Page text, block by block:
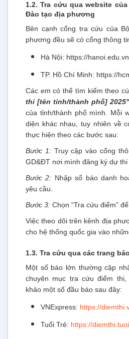
1.2. Tra cứu qua website
Đào tạo địa phương
Bên cạnh cổng tra cứu của
phương đều sẽ có cổng thông
Hà Nội: https://hanoi.edu.vn
TP. Hồ Chí Minh: https://
Các em có thể tìm kiếm theo
thi [tên tỉnh/thành phố] 2025"
của tỉnh/thành phố mình. Mỗi
diện khác nhau, tuy nhiên về
thực hiện theo các bước sau:
Bước 1:Truy cập vào cổng
GD&ĐT nơi mình đăng ký dự thi
Bước 2: Nhập số báo danh
yêu cầu.
Bước 3: Chọn “Tra cứu điểm”
Việc theo dõi trên kênh địa
cho hệ thống quốc gia vào
1.3. Tra cứu qua các trang
Một số báo lớn thường cập
chuyên mục tra cứu điểm
khảo một số đầu báo sau đây:
VNExpress: https://
Tuổi Trẻ: https://